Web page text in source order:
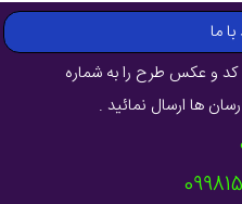
ما
و عکس طرح را به شماره
ها ارسال نمائید .